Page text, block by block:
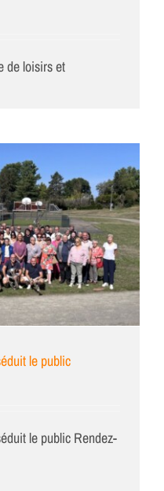
de loisirs et
le public
le public Rendez-